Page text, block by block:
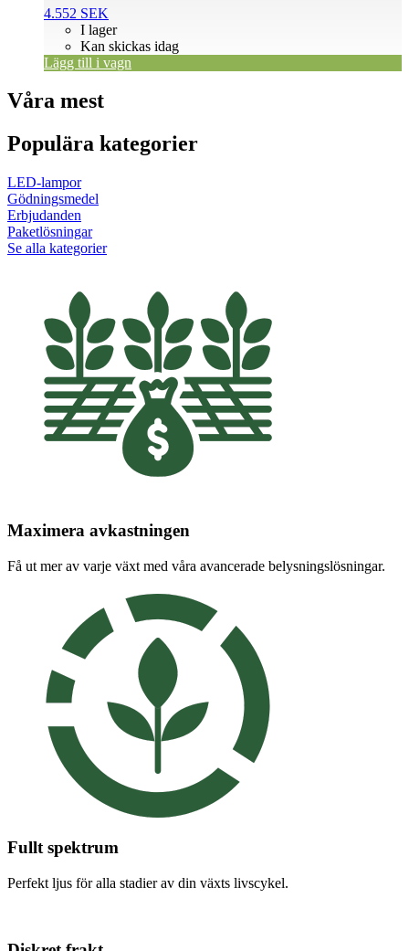
4.552 SEK
I lager
Kan skickas idag
Lägg till i vagn
Våra mest
Populära kategorier
LED-lampor
Gödningsmedel
Erbjudanden
Paketlösningar
Se alla kategorier
Maximera avkastningen
Få ut mer av varje växt med våra avancerade belysningslösningar.
Fullt spektrum
Perfekt ljus för alla stadier av din växts livscykel.